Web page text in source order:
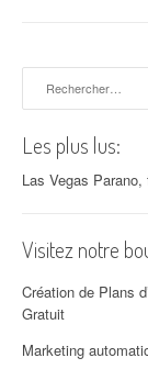
Les plus lus:
Las Vegas
Visitez notre
Création de Plans
Gratuit
Marketing